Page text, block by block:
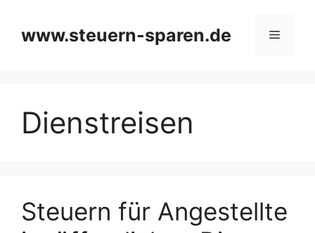
springen
www.steuern-sparen.de Menü
Dienstreisen
Steuern für Angestellte